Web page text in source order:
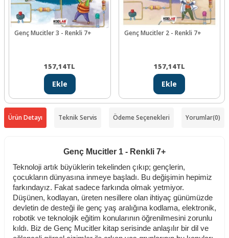
Genç Mucitler 3 - Renkli 7+
157,14TL
Ekle
Genç Mucitler 2 - Renkli 7+
157,14TL
Ekle
Ürün Detayı Teknik Servis Ödeme Seçenekleri Yorumlar(0)
Genç Mucitler 1 - Renkli 7+
Teknoloji artık büyüklerin tekelinden çıkıp; gençlerin,
çocukların dünyasına inmeye başladı. Bu değişimin hepimiz
farkındayız. Fakat sadece farkında olmak yetmiyor.
Düşünen, kodlayan, üreten nesillere olan ihtiyaç günümüzde
devletin de desteği ile genç yaş aralığına kodlama, elektronik,
robotik ve teknolojik eğitim konularının öğrenilmesini zorunlu
kıldı. Biz de Genç Mucitler kitap serisinde anlaşılır bir dil ve